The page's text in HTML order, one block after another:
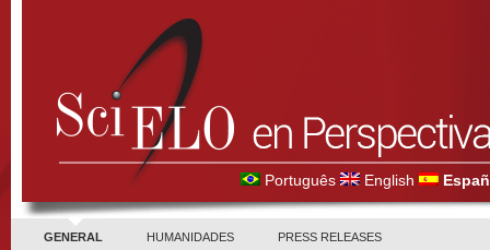
Português English
GENERAL HUMANIDADES PRESS RELEASES